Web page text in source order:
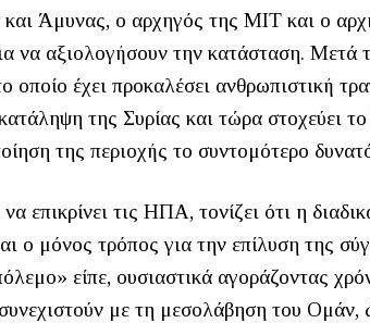
Άμυνας, ο αρχηγός της ΜΙΤ και ο
να αξιολογήσουν την κατάσταση.
οποίο έχει προκαλέσει ανθρωπιστική
της Συρίας και τώρα στοχεύει
της περιοχής το συντομότερο
επικρίνει τις ΗΠΑ, τονίζει ότι η
ο μόνος τρόπος για την επίλυση της
είπε, ουσιαστικά αγοράζοντας
με τη μεσολάβηση του